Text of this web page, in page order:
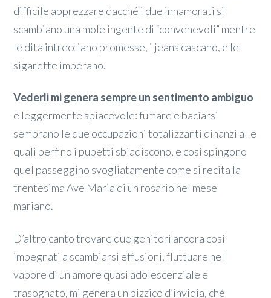
difficile apprezzare dacché i due innamorati si
scambiano una mole ingente di “convenevoli” mentre
le dita intrecciano promesse, i jeans cascano, e le
sigarette imperano.
Vederli mi genera sempre un sentimento ambiguo
e leggermente spiacevole: fumare e baciarsi
sembrano le due occupazioni totalizzanti dinanzi alle
quali perfino i pupetti sbiadiscono, e così spingono
quel passeggino svogliatamente come si recita la
trentesima Ave Maria di un rosario nel mese
mariano.
D’altro canto trovare due genitori ancora così
impegnati a scambiarsi effusioni, fluttuare nel
vapore di un amore quasi adolescenziale e
trasognato, mi genera un pizzico d’invidia, ché